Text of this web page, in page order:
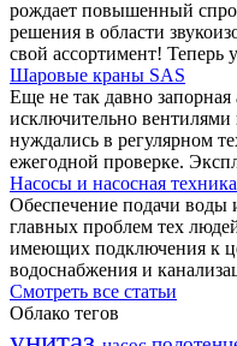
рождает повышенный
решения в области
свой ассортимент! Теперь
Шаровые краны SAS
Еще не так давно запорная
исключительно
нуждались в регулярном
ежегодной проверке.
Насосы и насосная
Обеспечение подачи воды
главных проблем тех
имеющих подключения к
водоснабжения и
Смотреть все статьи
Облако тегов